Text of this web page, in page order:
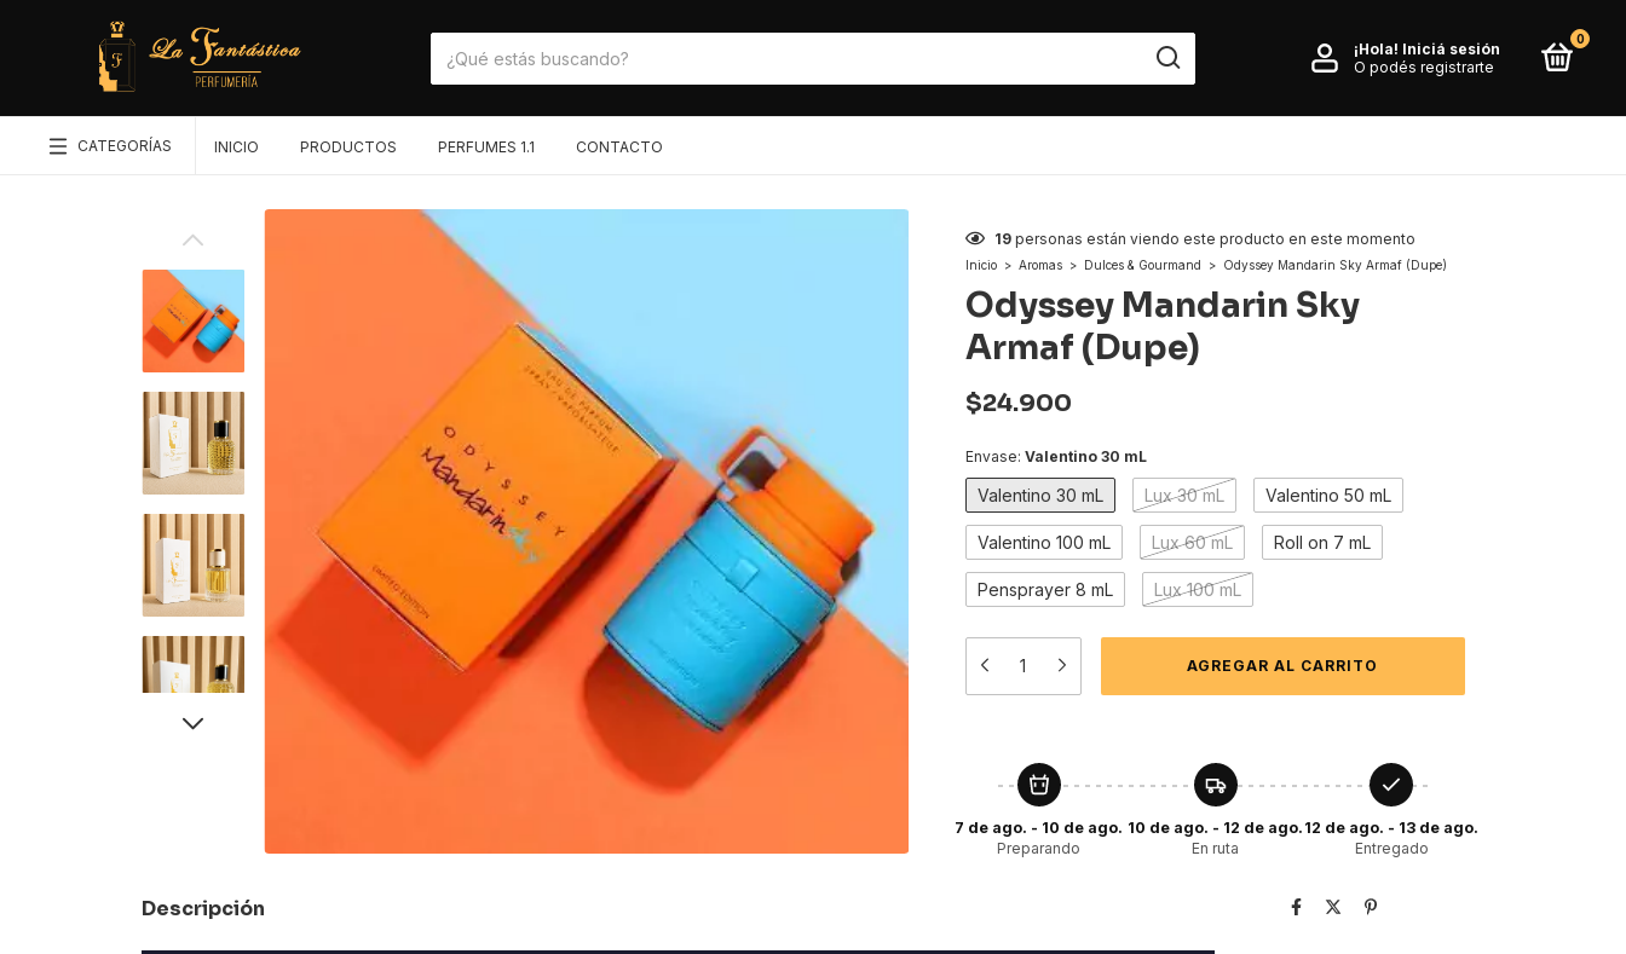
¡Hola! Iniciá sesión
O podés registrarte
0
CATEGORÍAS INICIO PRODUCTOS PERFUMES 1.1 CONTACTO
19 personas están viendo este producto en este momento
Inicio > Aromas > Dulces & Gourmand > Odyssey Mandarin Sky Armaf (Dupe)
Odyssey Mandarin Sky
Armaf (Dupe)
$24.900
Envase: Valentino 30 mL
Valentino 30 mL Lux 30 mL Valentino 50 mL
Valentino 100 mL Lux 60 mL Roll on 7 mL
Pensprayer 8 mL Lux 100 mL
7 de ago. - 10 de ago.
Preparando
10 de ago. - 12 de ago.
En ruta
12 de ago. - 13 de ago.
Entregado
Descripción